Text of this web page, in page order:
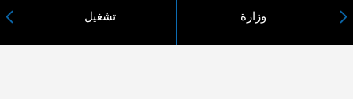
وزارة تشغيل عن الشركة
اتصل بنا